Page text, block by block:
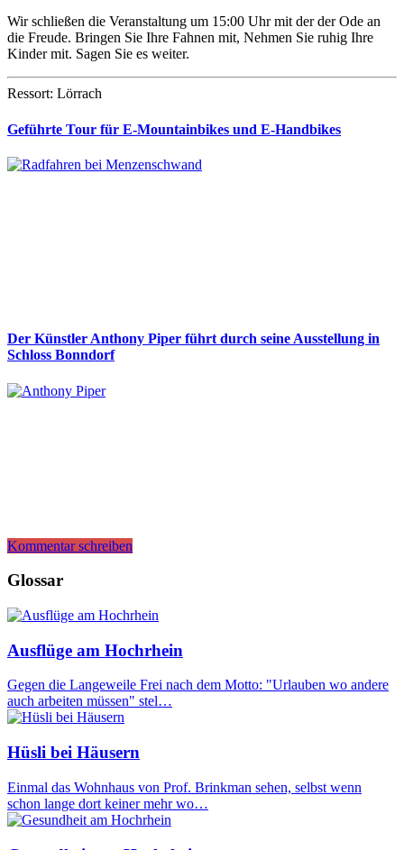
Wir schließen die Veranstaltung um 15:00 Uhr mit der der Ode an
die Freude. Bringen Sie Ihre Fahnen mit, Nehmen Sie ruhig Ihre
Kinder mit. Sagen Sie es weiter.
Ressort: Lörrach
Geführte Tour für E-Mountainbikes und E-Handbikes
Der Künstler Anthony Piper führt durch seine Ausstellung in
Schloss Bonndorf
Kommentar schreiben
Glossar
Ausflüge am Hochrhein
Gegen die Langeweile Frei nach dem Motto: "Urlauben wo andere
auch arbeiten müssen" stel…
Hüsli bei Häusern
Einmal das Wohnhaus von Prof. Brinkman sehen, selbst wenn
schon lange dort keiner mehr wo…